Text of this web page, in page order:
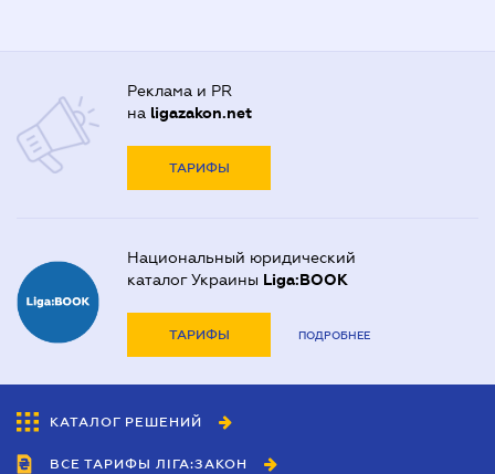
Реклама и PR
на ligazakon.net
ТАРИФЫ
Национальный юридический
каталог Украины Liga:BOOK
ТАРИФЫ ПОДРОБНЕЕ
КАТАЛОГ РЕШЕНИЙ
ВСЕ ТАРИФЫ ЛІГА:ЗАКОН